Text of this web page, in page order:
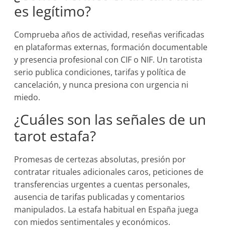
es legítimo?
Comprueba años de actividad, reseñas verificadas
en plataformas externas, formación documentable
y presencia profesional con CIF o NIF. Un tarotista
serio publica condiciones, tarifas y política de
cancelación, y nunca presiona con urgencia ni
miedo.
¿Cuáles son las señales de un
tarot estafa?
Promesas de certezas absolutas, presión por
contratar rituales adicionales caros, peticiones de
transferencias urgentes a cuentas personales,
ausencia de tarifas publicadas y comentarios
manipulados. La estafa habitual en España juega
con miedos sentimentales y económicos.